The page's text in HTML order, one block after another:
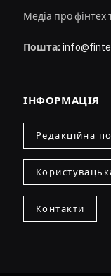
Медіа про фінтех
Пошта:
ІНФОРМАЦІЯ
Редакційна
Контакти